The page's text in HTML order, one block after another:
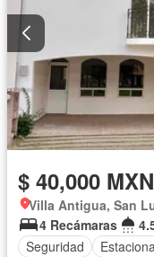
Permite niños
Solo
$ 40,000
Villa Antigua, San
4 Recámaras
Seguridad